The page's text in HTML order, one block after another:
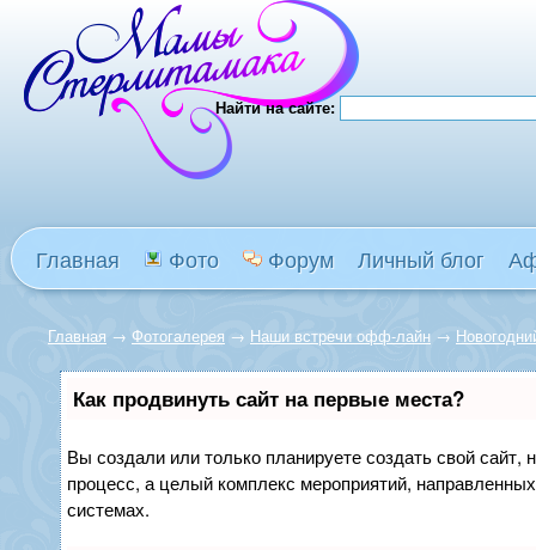
Найти на сайте:
Главная Фото Форум Личный блог
Главная → Фотогалерея → Наши встречи офф-лайн →
Как продвинуть сайт на первые места?
Вы создали или только планируете создать свой сайт,
процесс, а целый комплекс мероприятий,
системах.